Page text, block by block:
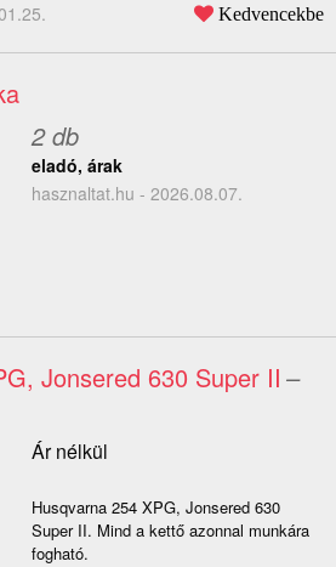
Kedvencekbe
2 db
eladó, árak
hasznaltat.hu - 2026.08.07.
Jonsered 630 Super II –
Ár nélkül
Husqvarna 254 XPG, Jonsered 630
Super II. Mind a kettő azonnal munkára
fogható.